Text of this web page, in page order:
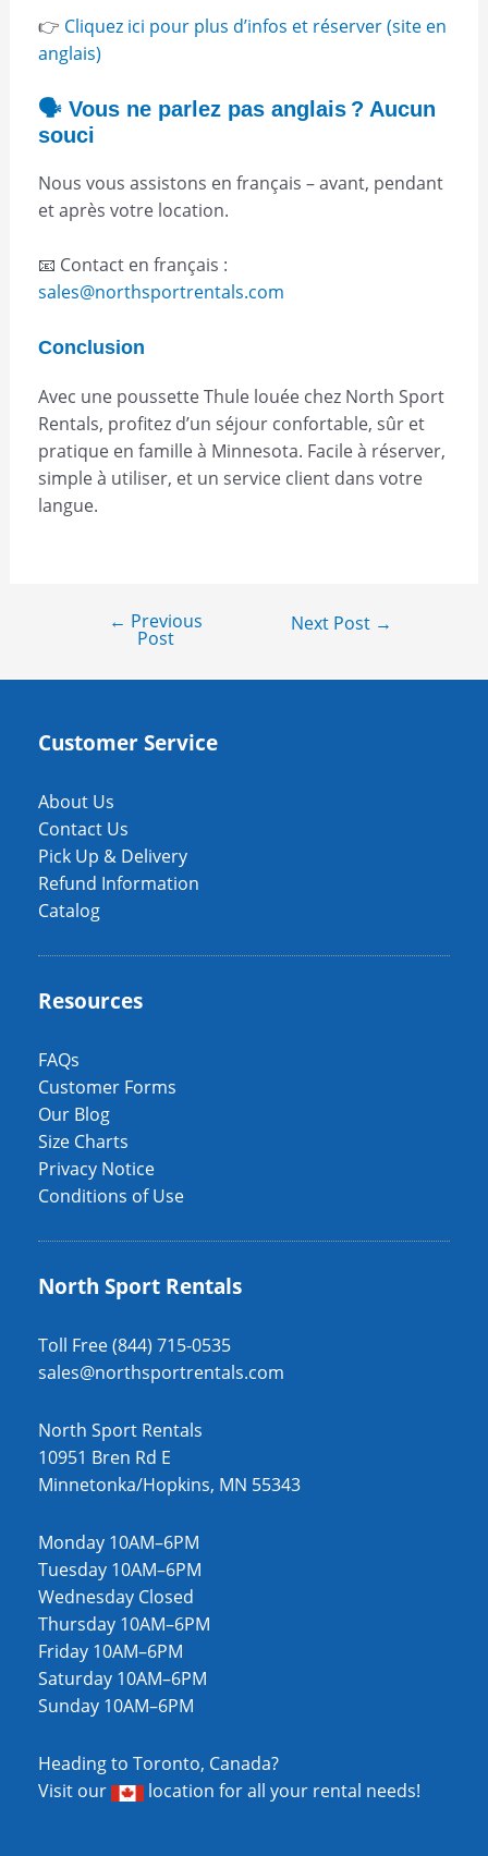
👉 Cliquez ici pour plus d’infos et réserver (site en
anglais)
🗣️ Vous ne parlez pas anglais ? Aucun
souci
Nous vous assistons en français – avant, pendant
et après votre location.
📧 Contact en français :
sales@northsportrentals.com
Conclusion
Avec une poussette Thule louée chez North Sport
Rentals, profitez d’un séjour confortable, sûr et
pratique en famille à Minnesota. Facile à réserver,
simple à utiliser, et un service client dans votre
langue.
← Previous
Post
Next Post →
Customer Service
About Us
Contact Us
Pick Up & Delivery
Refund Information
Catalog
Resources
FAQs
Customer Forms
Our Blog
Size Charts
Privacy Notice
Conditions of Use
North Sport Rentals
Toll Free (844) 715-0535
sales@northsportrentals.com
North Sport Rentals
10951 Bren Rd E
Minnetonka/Hopkins, MN 55343
Monday 10AM–6PM
Tuesday 10AM–6PM
Wednesday Closed
Thursday 10AM–6PM
Friday 10AM–6PM
Saturday 10AM–6PM
Sunday 10AM–6PM
Heading to Toronto, Canada?
Visit our
location for all your rental needs!